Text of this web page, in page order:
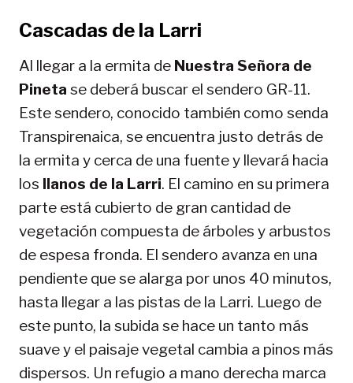
Cascadas de la Larri
Al llegar a la ermita de Nuestra Señora de
Pineta se deberá buscar el sendero GR-11.
Este sendero, conocido también como senda
Transpirenaica, se encuentra justo detrás de
la ermita y cerca de una fuente y llevará hacia
los llanos de la Larri. El camino en su primera
parte está cubierto de gran cantidad de
vegetación compuesta de árboles y arbustos
de espesa fronda. El sendero avanza en una
pendiente que se alarga por unos 40 minutos,
hasta llegar a las pistas de la Larri. Luego de
este punto, la subida se hace un tanto más
suave y el paisaje vegetal cambia a pinos más
dispersos. Un refugio a mano derecha marca